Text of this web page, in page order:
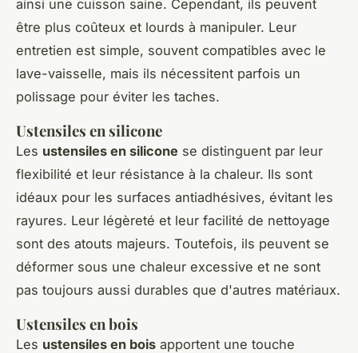
ainsi une cuisson saine. Cependant, ils peuvent
être plus coûteux et lourds à manipuler. Leur
entretien est simple, souvent compatibles avec le
lave-vaisselle, mais ils nécessitent parfois un
polissage pour éviter les taches.
Ustensiles en silicone
Les ustensiles en silicone se distinguent par leur
flexibilité et leur résistance à la chaleur. Ils sont
idéaux pour les surfaces antiadhésives, évitant les
rayures. Leur légèreté et leur facilité de nettoyage
sont des atouts majeurs. Toutefois, ils peuvent se
déformer sous une chaleur excessive et ne sont
pas toujours aussi durables que d'autres matériaux.
Ustensiles en bois
Les ustensiles en bois apportent une touche